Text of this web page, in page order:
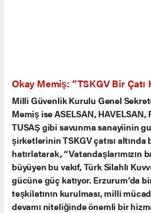
Okay Memiş: “TSKGV Bir Çatı
Milli Güvenlik Kurulu Genel
Memiş ise ASELSAN, HAVELSAN,
TUSAŞ gibi savunma sanayiinin
şirketlerinin TSKGV çatısı
hatırlatarak, “Vatandaşlarımızın
büyüyen bu vakıf, Türk Silahlı
gücüne güç katıyor. Erzurum’da
teşkilatının kurulması, milli
devamı niteliğinde önemli bir